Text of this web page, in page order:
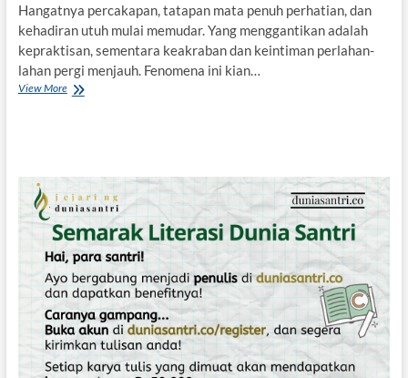
m
P
e
a
n
Hangatnya percakapan, tatapan mata penuh perhatian, dan
kehadiran utuh mulai memudar. Yang menggantikan adalah
kepraktisan, sementara keakraban dan keintiman perlahan-
lahan pergi menjauh. Fenomena ini kian…
View MoreD
L
y
a
,
J
a
u
h
d